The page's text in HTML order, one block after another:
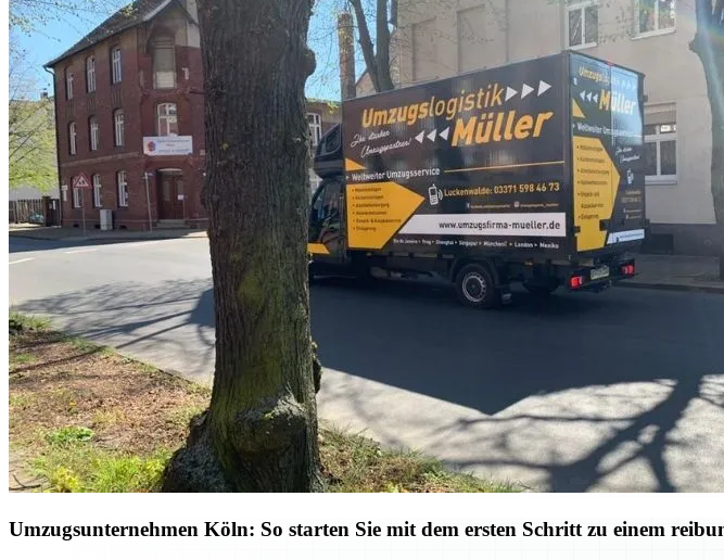
Umzugsunternehmen Köln: So starten Sie mit dem ersten Schritt zu einem